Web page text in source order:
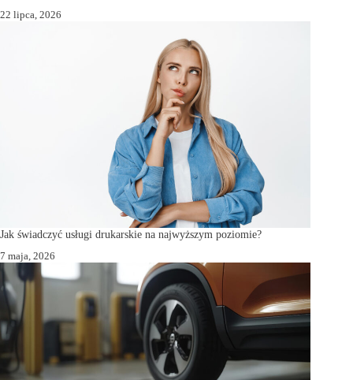
22 lipca, 2026
Jak świadczyć usługi drukarskie na najwyższym poziomie?
7 maja, 2026